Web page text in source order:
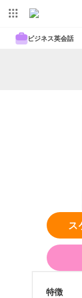
ビジネス英会話
ス
特徴